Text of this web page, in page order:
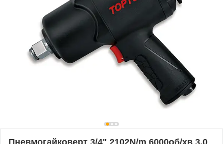
Пневмогайковерт 3/4" 2102N/m 6000об/хв 3,0